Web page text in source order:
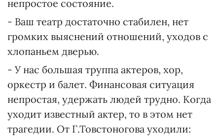
непростое состояние.
- Ваш театр достаточно стабилен, нет
громких выяснений отношений, уходов с
хлопаньем дверью.
- У нас большая труппа актеров, хор,
оркестр и балет. Финансовая ситуация
непростая, удержать людей трудно. Когда
уходит известный актер, то в этом нет
трагедии. От Г.Товстоногова уходили: